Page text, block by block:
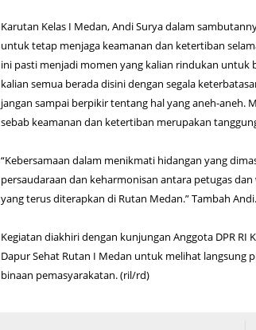
Karutan Kelas I Medan, Andi Surya dalam
untuk tetap menjaga keamanan dan ketertiban
ini pasti menjadi momen yang kalian rindukan untuk
kalian semua berada disini dengan segala
jangan sampai berpikir tentang hal yang aneh-aneh.
sebab keamanan dan ketertiban merupakan
“Kebersamaan dalam menikmati hidangan yang
persaudaraan dan keharmonisan antara petugas
yang terus diterapkan di Rutan Medan.” Tambah Andi.
Kegiatan diakhiri dengan kunjungan Anggota DPR
Dapur Sehat Rutan I Medan untuk melihat langsung
binaan pemasyarakatan. (ril/rd)